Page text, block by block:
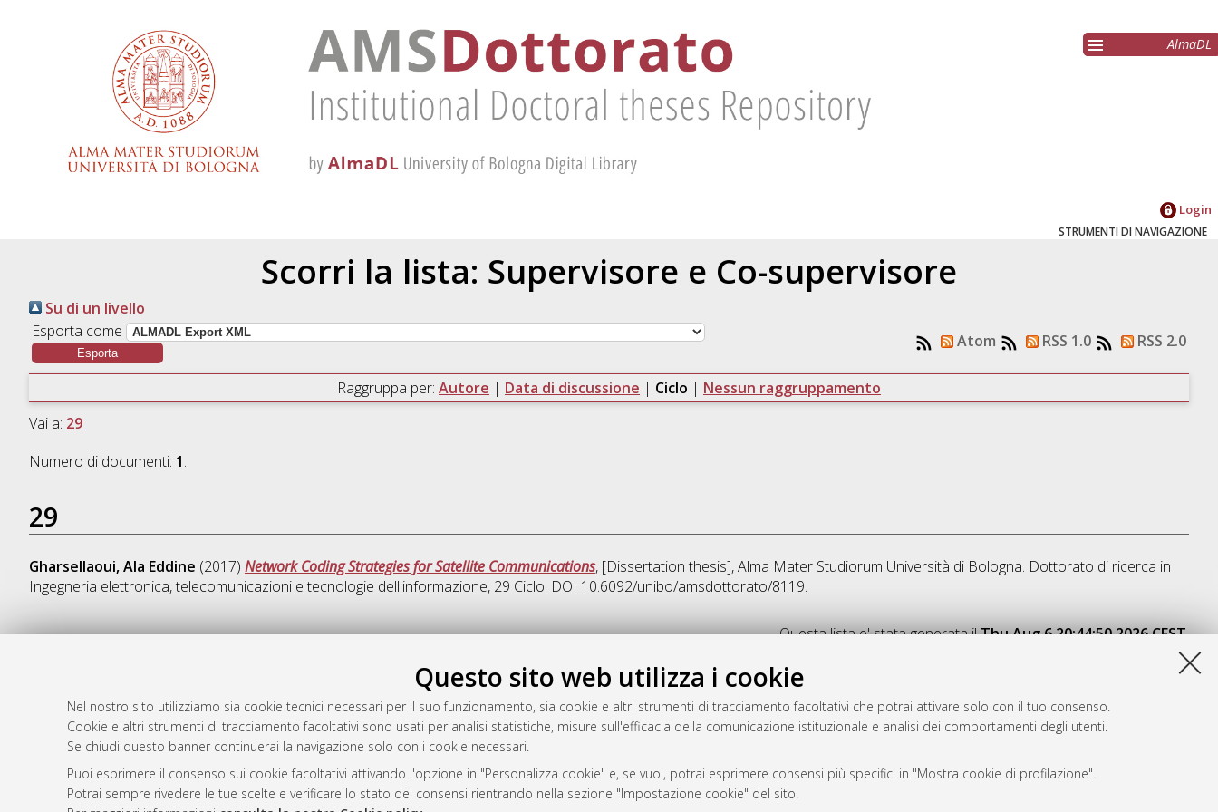
Questo sito web utilizza i cookie
Nel nostro sito utilizziamo sia cookie tecnici necessari per il suo funzionamento, sia cookie e altri strumenti di tracciamento facoltativi che potrai attivare solo con il tuo consenso.
Cookie e altri strumenti di tracciamento facoltativi sono usati per analisi statistiche, misure sull'efficacia della comunicazione istituzionale e analisi dei comportamenti degli utenti.
Se chiudi questo banner continuerai la navigazione solo con i cookie necessari.
Puoi esprimere il consenso sui cookie facoltativi attivando l'opzione in "Personalizza cookie" e, se vuoi, potrai esprimere consensi più specifici in "Mostra cookie di profilazione".
Potrai sempre rivedere le tue scelte e verificare lo stato dei consensi rientrando nella sezione "Impostazione cookie" del sito.
AlmaDL
Login
STRUMENTI DI NAVIGAZIONE
Scorri la lista: Supervisore e Co-supervisore
Su di un livello
Esporta come
Atom RSS 1.0 RSS 2.0
Raggruppa per: Autore | Data di discussione | Ciclo | Nessun raggruppamento
Vai a: 29
Numero di documenti: 1.
29
Gharsellaoui, Ala Eddine (2017) Network Coding Strategies for Satellite Communications, [Dissertation thesis], Alma Mater Studiorum Università di Bologna. Dottorato di ricerca in
Ingegneria elettronica, telecomunicazioni e tecnologie dell'informazione, 29 Ciclo. DOI 10.6092/unibo/amsdottorato/8119.
Questa lista e' stata generata ilThu Aug 6 20:44:50 2026 CEST.
Rss 1.0
Rss 2.0
AMS Dottorato
ISSN: 2038-7946
Servizio implementato e gestito daAlmaDL
Impostazioni Cookie
Informativa sulla privacy
Condizioni d’uso del sito